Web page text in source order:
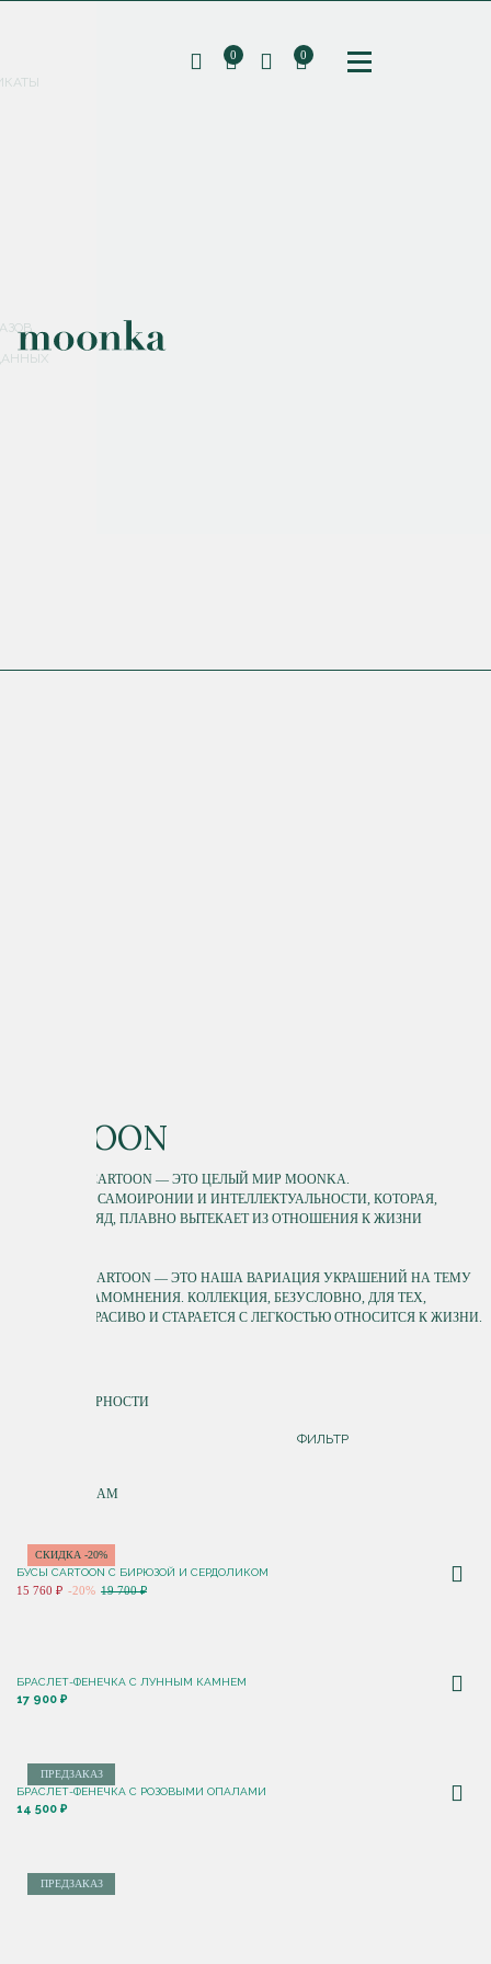
Соглашаюсь с
0 0
CARTOON
КОЛЛЕКЦИЯ CARTOON — ЭТО ЦЕЛЫЙ МИР MOONKA.
МИР САТИРЫ, САМОИРОНИИ И ИНТЕЛЛЕКТУАЛЬНОСТИ, КОТОРАЯ,
НА НАШ ВЗГЛЯД, ПЛАВНО ВЫТЕКАЕТ ИЗ ОТНОШЕНИЯ К ЖИЗНИ
ГЛОБАЛЬНО CARTOON — ЭТО НАША ВАРИАЦИЯ УКРАШЕНИЙ НА ТЕМУ
РАЗДУТОГО САМОМНЕНИЯ. КОЛЛЕКЦИЯ, БЕЗУСЛОВНО, ДЛЯ ТЕХ,
КТО ЛЮБИТ КРАСИВО И СТАРАЕТСЯ С ЛЕГКОСТЬЮ ОТНОСИТСЯ К ЖИЗНИ.
ПО ПОПУЛЯРНОСТИ
ПО НОВИНКАМ
ФИЛЬТР
СКИДКА -20%
БУСЫ CARTOON С БИРЮЗОЙ И СЕРДОЛИКОМ
15 760 ₽ -20% 19 700 ₽
БРАСЛЕТ-ФЕНЕЧКА С ЛУННЫМ КАМНЕМ
17 900 ₽
ПРЕДЗАКАЗ
БРАСЛЕТ-ФЕНЕЧКА С РОЗОВЫМИ ОПАЛАМИ
14 500 ₽
ПРЕДЗАКАЗ